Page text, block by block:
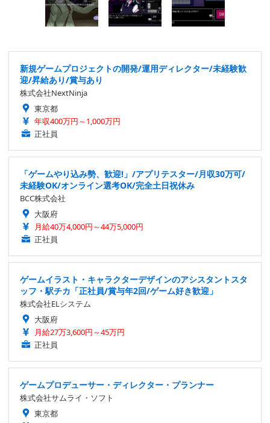
新規ゲームプロジェクトの開発/運用ディレクター/未経験歓
迎/昇給あり/賞与あり
株式会社NextNinja
東京都
年収400万円～1,000万円
正社員
「ゲームやり込み勢、歓迎!」/アプリテスター/月収30万可/
未経験OK/オンライン選考OK/完全土日祝休み
BCC株式会社
大阪府
月給40万4,000円～44万5,000円
正社員
ゲームイラスト・キャラクターデザインのアシスタントスタ
ッフ・駅チカ「正社員/賞与年2回/ゲーム好き歓迎」
株式会社ELシステム
大阪府
月給27万3,600円～45万円
正社員
ゲームプロデューサー・ディレクター・プランナー
株式会社サムライ・ソフト
東京都